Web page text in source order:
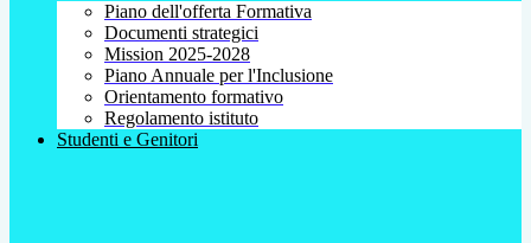
Piano dell'offerta Formativa
Documenti strategici
Mission 2025-2028
Piano Annuale per l'Inclusione
Orientamento formativo
Regolamento istituto
Studenti e Genitori